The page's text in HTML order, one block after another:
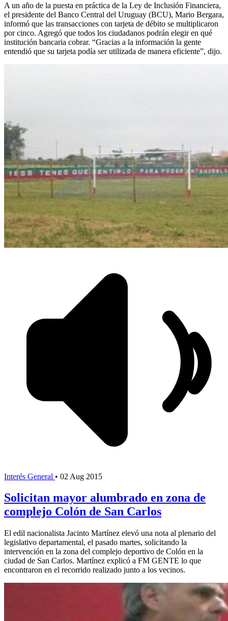
A un año de la puesta en práctica de la Ley de Inclusión Financiera,
el presidente del Banco Central del Uruguay (BCU), Mario Bergara,
informó que las transacciones con tarjeta de débito se multiplicaron
por cinco. Agregó que todos los ciudadanos podrán elegir en qué
institución bancaria cobrar. “Gracias a la información la gente
entendió que su tarjeta podía ser utilizada de manera eficiente”, dijo.
Interés General • 02 Aug 2015
Solicitan mayor alumbrado en zona de
complejo Colón de San Carlos
El edil nacionalista Jacinto Martínez elevó una nota al plenario del
legislativo departamental, el pasado martes, solicitando la
intervención en la zona del complejo deportivo de Colón en la
ciudad de San Carlos. Martínez explicó a FM GENTE lo que
encontraron en el recorrido realizado junto a los vecinos.